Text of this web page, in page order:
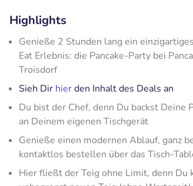
Highlights
Genieße 2 Stunden lang ein
Eat Erlebnis: die Pancake-Party bei
Troisdorf
Sieh Dir hierden Inhalt des Deals an
Du bist der Chef, denn Du backst Deine
an Deinem eigenen Tischgerät
Genieße einen modernen Ablauf, ganz
kontaktlos bestellen über das Tisch-
Hier fließt der Teig ohne Limit, denn Du